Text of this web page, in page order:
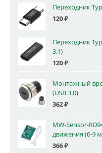
Переходник
120₽
Переходник
3.1)
120₽
Монтажный
(USB 3.0)
362₽
MW-Sensor-
движения (6-9
366₽